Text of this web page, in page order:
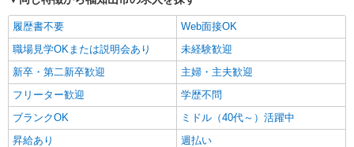
履歴書不要
Web面接OK
職場見学OKまたは説明会あり
未経験歓迎
新卒・第二新卒歓迎
主婦・主夫歓迎
フリーター歓迎
学歴不問
ブランクOK
ミドル（40代～）活躍中
昇給あり
週払い